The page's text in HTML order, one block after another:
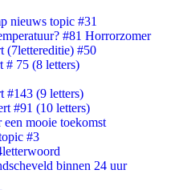
nieuws topic #31
#81 Horrorzomer
(7lettereditie) #50
# 75 (8 letters)
#143 (9 letters)
#91 (10 letters)
mooie toekomst
#3
binnen 24 uur